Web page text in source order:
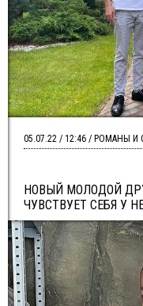
НОВЫЙ МОЛОДОЙ
ЧУВСТВУЕТ СЕБЯ У
05.07.22 / 12:46 / РОМАНЫ И